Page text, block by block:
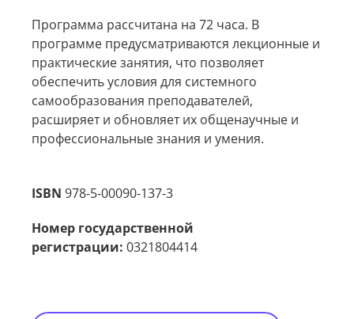
Программа рассчитана на 72 часа. В
программе предусматриваются лекционные и
практические занятия, что позволяет
обеспечить условия для системного
самообразования преподавателей,
расширяет и обновляет их общенаучные и
профессиональные знания и умения.
ISBN 978-5-00090-137-3
Номер государственной
регистрации: 0321804414